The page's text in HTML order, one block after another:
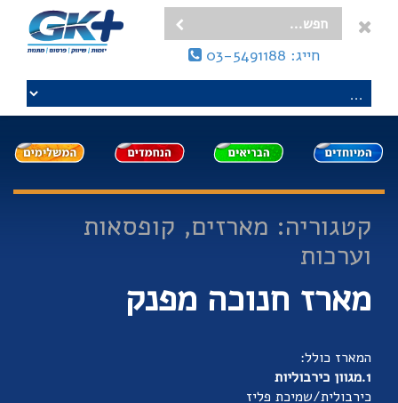
חייג: 03-5491188
קטגוריה: מארזים, קופסאות
וערכות
מארז חנוכה מפנק
המארז כולל:
1.מגוון כירבוליות
כירבולית/שמיכת פליז